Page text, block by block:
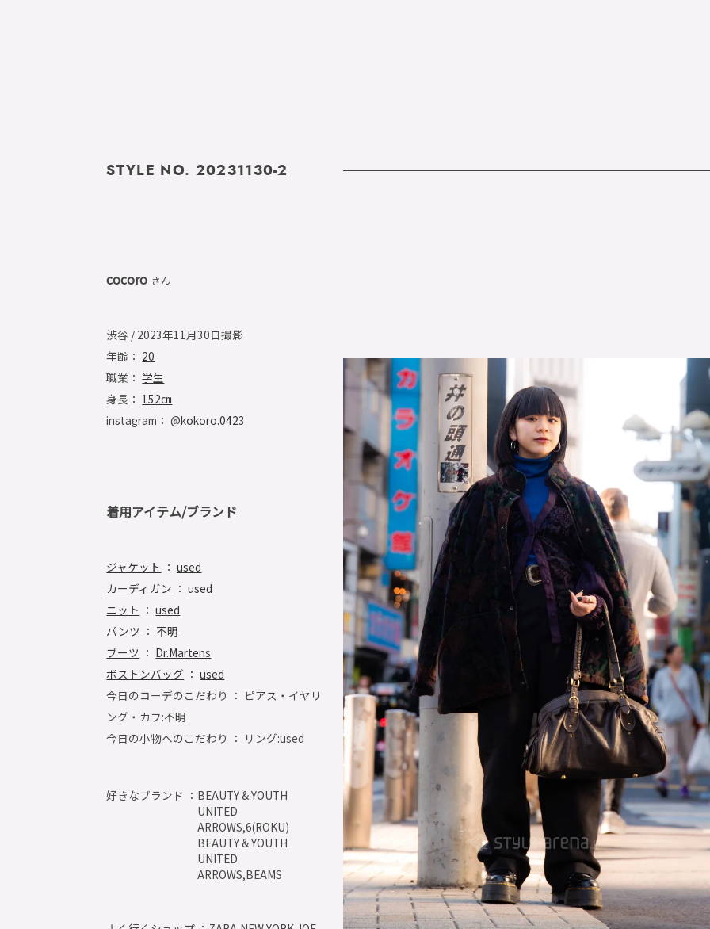
STYLE NO. 20231130-2
cocoro さん
渋谷 / 2023年11月30日撮影
年齢： 20
職業：学生
身長： 152㎝
instagram： @kokoro.0423
着用アイテム/ブランド
ジャケット ：used
カーディガン ：used
ニット ：used
パンツ ： 不明
ブーツ ： Dr.Martens
ボストンバッグ ：used
今日のコーデのこだわり ： ピアス・イヤリ
ング・カフ:不明
今日の小物へのこだわり ： リング:used
好きなブランド ： BEAUTY & YOUTH
UNITED
ARROWS,6(ROKU)
BEAUTY & YOUTH
UNITED
ARROWS,BEAMS